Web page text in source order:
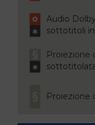
Audio
sottotitoli
Proiezione
Proiezione